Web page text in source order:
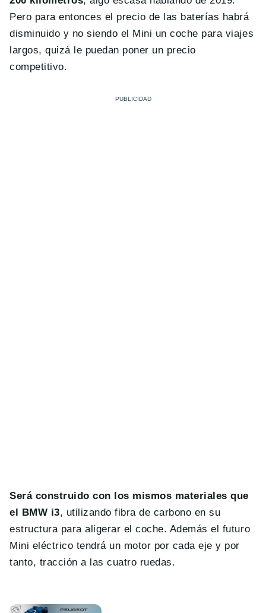
Pero para entonces el precio de las baterías habrá
disminuido y no siendo el Mini un coche para viajes
largos, quizá le puedan poner un precio
competitivo.
Será construido con los mismos materiales que
el BMW i3, utilizando fibra de carbono en su
estructura para aligerar el coche. Además el futuro
Mini eléctrico tendrá un motor por cada eje y por
tanto, tracción a las cuatro ruedas.